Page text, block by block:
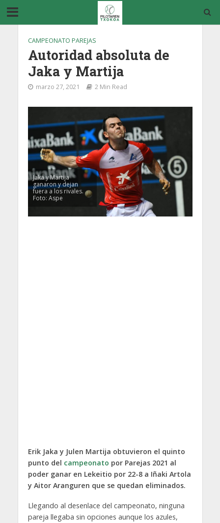
CAMPEONATO PAREJAS
Autoridad absoluta de
Jaka y Martija
marzo 27, 2021 2 Min Read
Jaka y Martija
ganaron y dejan
fuera a los rivales.
Foto: Aspe
Erik Jaka y Julen Martija obtuvieron el quinto
punto del campeonato por Parejas 2021 al
poder ganar en Lekeitio por 22-8 a Iñaki Artola
y Aitor Aranguren que se quedan eliminados.
Llegando al desenlace del campeonato, ninguna
pareja llegaba sin opciones aunque los azules,